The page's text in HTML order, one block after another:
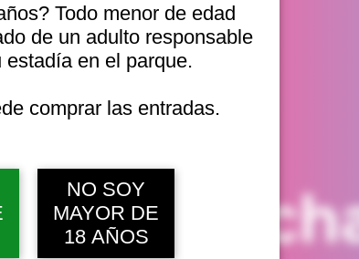
Todo menor de edad
de un adulto responsable
estadía en el parque.
comprar las entradas.
NO SOY
MAYOR DE
18 AÑOS
11 ago, 10:00 a. m.
20